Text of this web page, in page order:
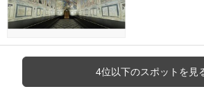
4位以下のスポットを見